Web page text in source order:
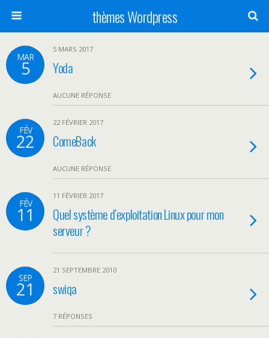
thèmes Wordpress
MAR
5
5 MARS 2017
Yoda
AUCUNE RÉPONSE
FÉV
22
22 FÉVRIER 2017
ComeBack
AUCUNE RÉPONSE
FÉV
11
11 FÉVRIER 2017
Quel système d’exploitation Linux pour mon
serveur ?
SEP
21
21 SEPTEMBRE 2010
swiqa
7 RÉPONSES